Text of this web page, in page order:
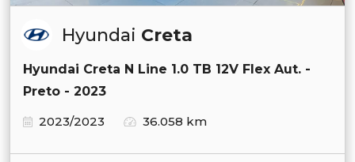
Hyundai Creta
Hyundai Creta N Line 1.0 TB 12V Flex Aut. -
Preto - 2023
2023/2023
36.058 km